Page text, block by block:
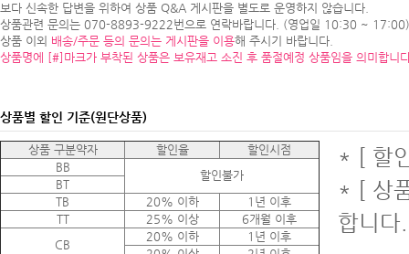
보다 신속한 답변을 위하여 상품 Q&A 게시판을 별도로 운영하지 않습니다.
상품관련 문의는 070-8893-9222번으로 연락바랍니다. (영업일 10:30 ~ 17:00)
상품 이외 배송/주문 등의 문의는 게시판을 이용해 주시기 바랍니다.
상품명에 [#]마크가 부착된 상품은 보유재고 소진 후 품절예정 상품임을 의미합니
상품별 할인 기준(원단상품)
상품 구분약자 할인율
할인시점
BB
할인불가
BT
TB
20% 이하
1년 이후
TT
25% 이상
6개월 이후
CB
20% 이하
1년 이후
* [ 할
* [ 상
합니다.